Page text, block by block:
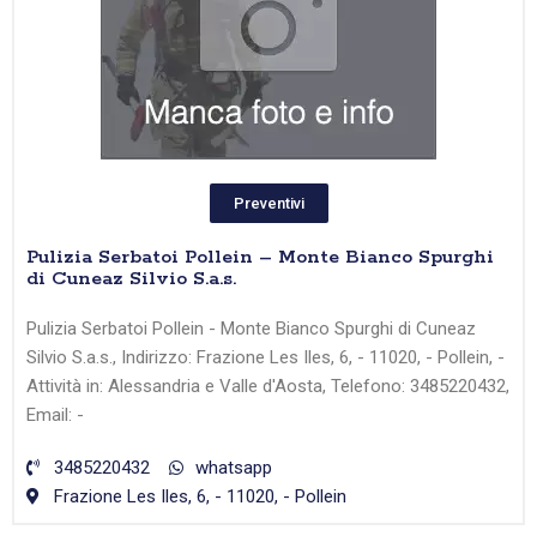
Preventivi
Pulizia Serbatoi Pollein – Monte Bianco Spurghi
di Cuneaz Silvio S.a.s.
Pulizia Serbatoi Pollein - Monte Bianco Spurghi di Cuneaz
Silvio S.a.s., Indirizzo: Frazione Les Iles, 6, - 11020, - Pollein, -
Attività in: Alessandria e Valle d'Aosta, Telefono: 3485220432,
Email: -
3485220432
whatsapp
Frazione Les Iles, 6, - 11020, - Pollein